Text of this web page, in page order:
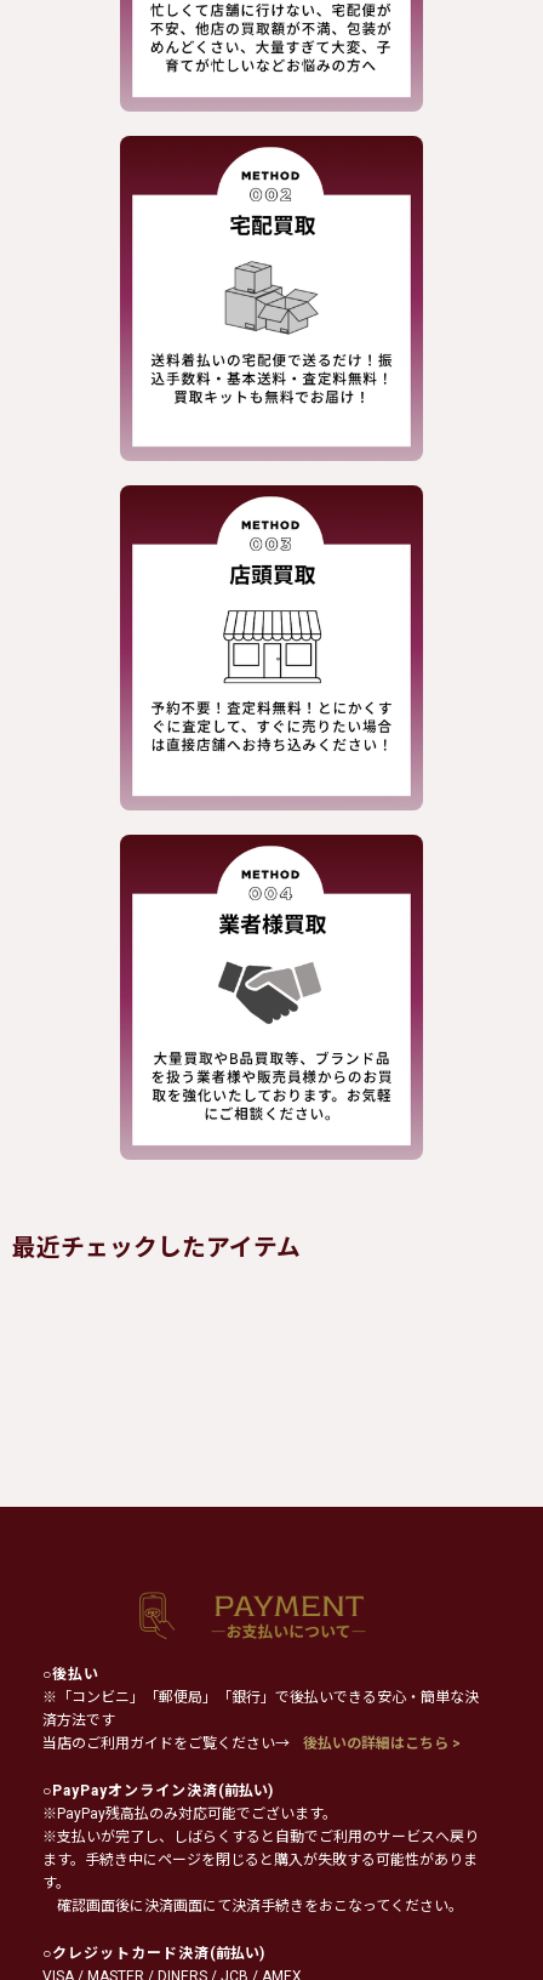
最近チェックしたアイテム
○後払い
※「コンビニ」「郵便局」「銀行」で後払いできる安心・簡単な決
済方法です
当店のご利用ガイドをご覧ください→
後払いの詳細はこちら >
○PayPayオンライン決済(前払い)
※PayPay残高払のみ対応可能でございます。
※支払いが完了し、しばらくすると自動でご利用のサービスへ戻り
ます。手続き中にページを閉じると購入が失敗する可能性がありま
す。
確認画面後に決済画面にて決済手続きをおこなってください。
○クレジットカード決済(前払い)
VISA / MASTER / DINERS / JCB / AMEX